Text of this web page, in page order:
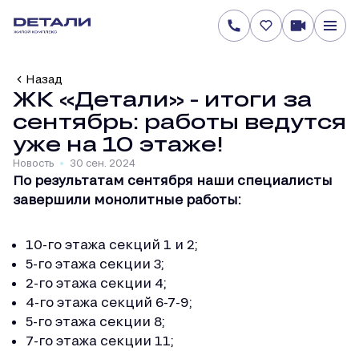
Назад
ЖК «Детали» - итоги за
сентябрь: работы ведутся
уже на 10 этаже!
Новость 30 сен. 2024
По результатам сентября наши специалисты
завершили монолитные работы:
10-го этажа секций 1 и 2;
5-го этажа секции 3;
2-го этажа секции 4;
4-го этажа секций 6-7-9;
5-го этажа секции 8;
7-го этажа секции 11;